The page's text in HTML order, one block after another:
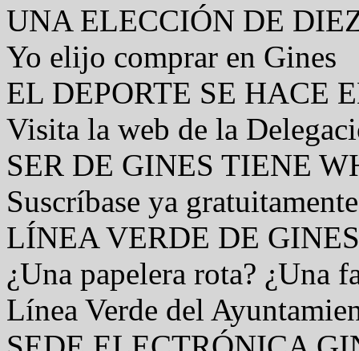
UNA ELECCIÓN DE
Yo elijo comprar en Gines
EL DEPORTE SE HACE
Visita la web de la
SER DE GINES TIENE
Suscríbase ya
LÍNEA VERDE DE GINES
¿Una papelera rota? ¿Una
Línea Verde del